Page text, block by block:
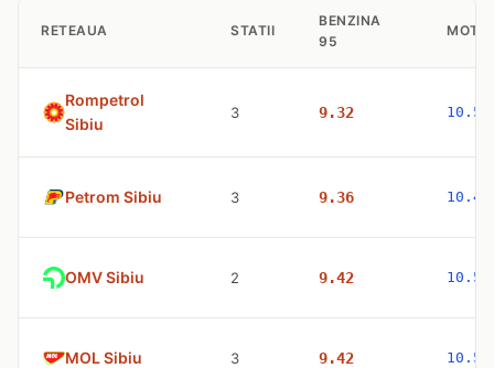
RETEAUA STATII
BENZINA
95
Rompetrol
Sibiu
3 9.32 10.53
Petrom Sibiu 3 9.36 10.47
OMV Sibiu 2 9.42 10.53
MOL Sibiu 3 9.42 10.59